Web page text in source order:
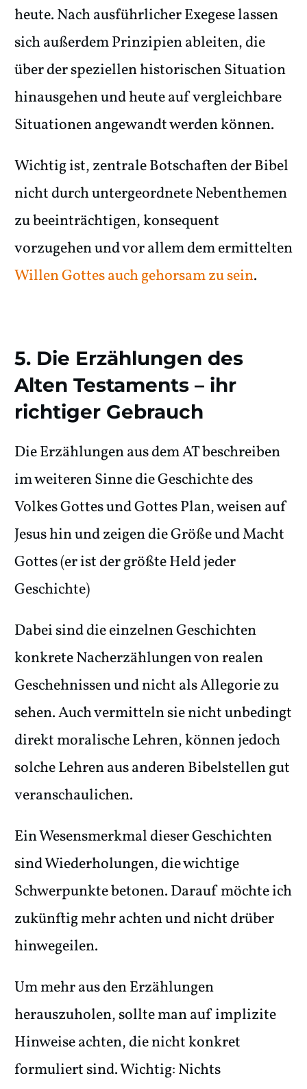
heute. Nach ausführlicher Exegese lassen
sich außerdem Prinzipien ableiten, die
über der speziellen historischen Situation
hinausgehen und heute auf vergleichbare
Situationen angewandt werden können.
Wichtig ist, zentrale Botschaften der Bibel
nicht durch untergeordnete Nebenthemen
zu beeinträchtigen, konsequent
vorzugehen und vor allem dem ermittelten
Willen Gottes auch gehorsam zu sein.
5. Die Erzählungen des
Alten Testaments – ihr
richtiger Gebrauch
Die Erzählungen aus dem AT beschreiben
im weiteren Sinne die Geschichte des
Volkes Gottes und Gottes Plan, weisen auf
Jesus hin und zeigen die Größe und Macht
Gottes (er ist der größte Held jeder
Geschichte)
Dabei sind die einzelnen Geschichten
konkrete Nacherzählungen von realen
Geschehnissen und nicht als Allegorie zu
sehen. Auch vermitteln sie nicht unbedingt
direkt moralische Lehren, können jedoch
solche Lehren aus anderen Bibelstellen gut
veranschaulichen.
Ein Wesensmerkmal dieser Geschichten
sind Wiederholungen, die wichtige
Schwerpunkte betonen. Darauf möchte ich
zukünftig mehr achten und nicht drüber
hinwegeilen.
Um mehr aus den Erzählungen
herauszuholen, sollte man auf implizite
Hinweise achten, die nicht konkret
formuliert sind. Wichtig: Nichts